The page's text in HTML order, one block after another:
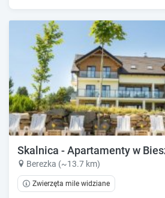
Skalnica - Apartamenty w
Berezka (~13.7 km)
Zwierzęta mile widziane